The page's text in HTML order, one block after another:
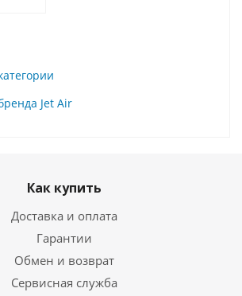
Jet Air
Как купить
Доставка и оплата
Гарантии
Обмен и возврат
Сервисная служба